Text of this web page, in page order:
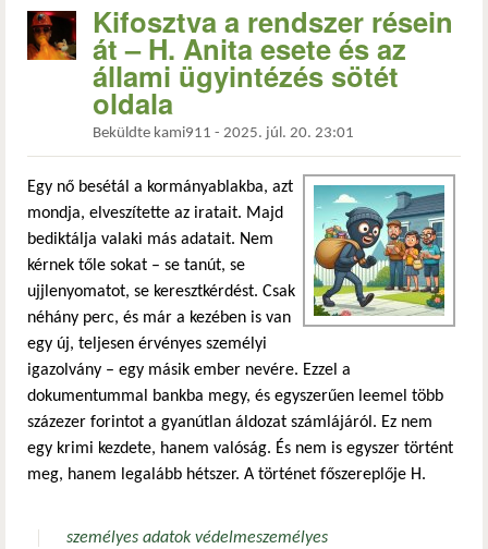
Kifosztva a rendszer résein
át – H. Anita esete és az
állami ügyintézés sötét
oldala
Beküldte kami911 - 2025. júl. 20. 23:01
Egy nő besétál a kormányablakba, azt
mondja, elveszítette az iratait. Majd
bediktálja valaki más adatait. Nem
kérnek tőle sokat – se tanút, se
ujjlenyomatot, se keresztkérdést. Csak
néhány perc, és már a kezében is van
egy új, teljesen érvényes személyi
igazolvány – egy másik ember nevére. Ezzel a
dokumentummal bankba megy, és egyszerűen leemel több
százezer forintot a gyanútlan áldozat számlájáról. Ez nem
egy krimi kezdete, hanem valóság. És nem is egyszer történt
meg, hanem legalább hétszer. A történet főszereplője H.
személyes adatok védelmeszemélyes